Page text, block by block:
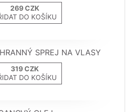
DO KOŠÍKU
SPREJ NA VLASY
DO KOŠÍKU